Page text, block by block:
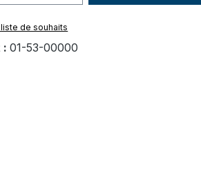
de souhaits
: 01-53-00000